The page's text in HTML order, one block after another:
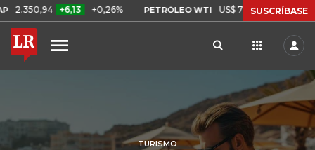
+0,26% PETRÓLEO WTI US$ 78,01 US$ 2,92 +3,89%
SUSCRÍBASE
TURISMO